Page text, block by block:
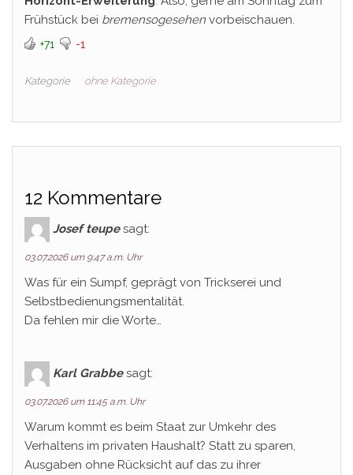
Frühstück bei bremensogesehen vorbeischauen.
+71 -1
Kategorie ohne Kategorie
12 Kommentare
Josef teupe sagt:
03.07.2026 um 9:47 a.m. Uhr
Was für ein Sumpf, geprägt von Trickserei und
Selbstbedienungsmentalität.
Da fehlen mir die Worte…
Karl Grabbe sagt:
03.07.2026 um 11:45 a.m. Uhr
Warum kommt es beim Staat zur Umkehr des
Verhaltens im privaten Haushalt? Statt zu sparen,
Ausgaben ohne Rücksicht auf das zu ihrer